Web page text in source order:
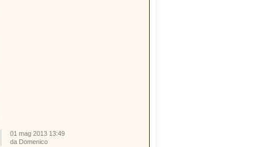
01 mag 2013 13:49
da Domenico